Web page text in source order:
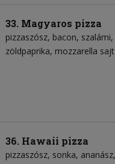
33. Magyaros pizza
pizzaszósz bacon szalámi
zöldpaprika mozzarella sajt
36. Hawaii pizza
pizzaszósz sonka ananász